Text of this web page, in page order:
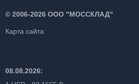
©2006-2026 ООО "МОССКЛАД"
Карта сайта
08.08.2026: